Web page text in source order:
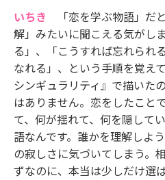
いちき 「恋を学ぶ物語」だ
解」みたいに聞こえる気がし
る」、「こうすれば忘れられ
なれる」、という手順を覚え
シンギュラリティ』で描いた
はありません。恋をしたこと
て、何が揺れて、何を隠して
語なんです。誰かを理解しよ
の寂しさに気づいてしまう。
ずなのに、本当は少しだけ選